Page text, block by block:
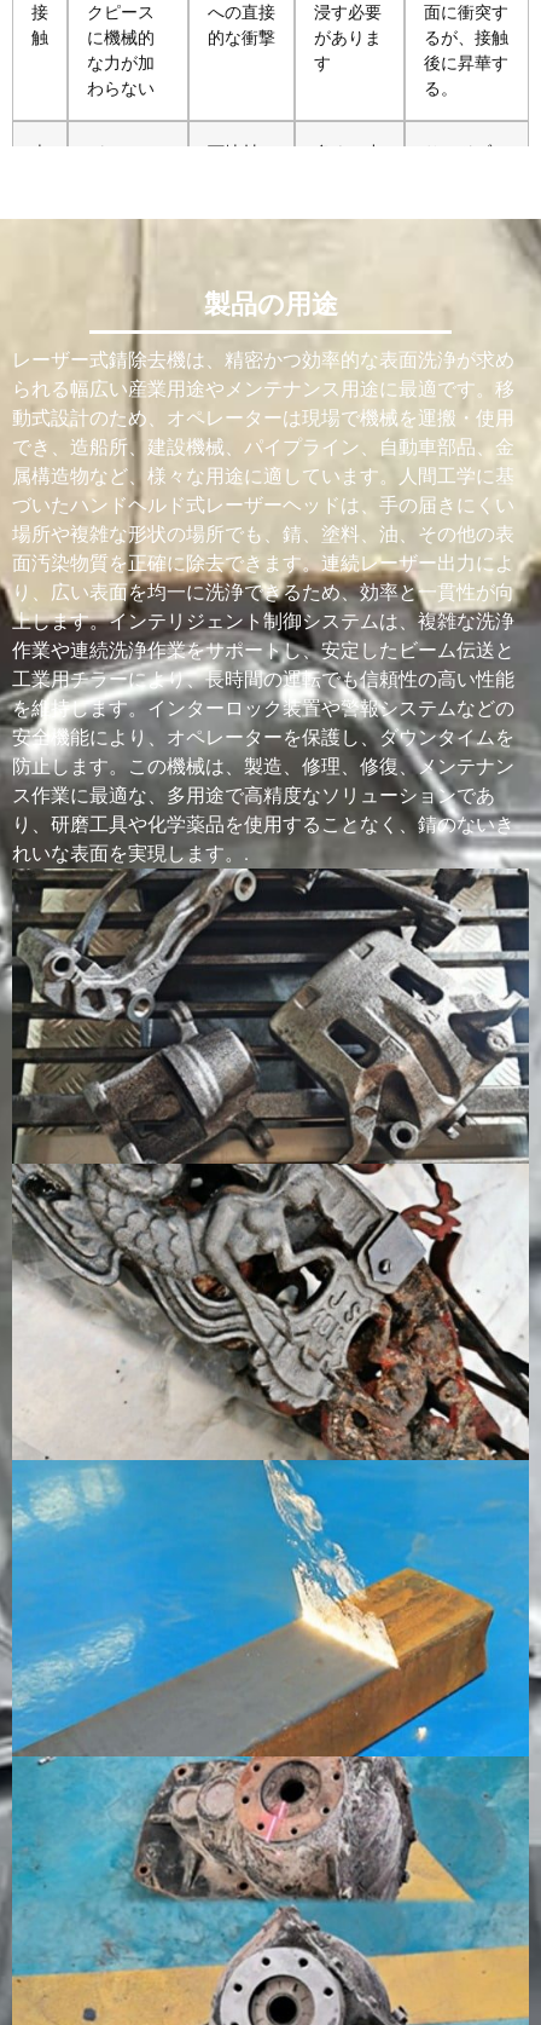
接
触
クピース
に機械的
な力が加
わらない
への直接
的な衝撃
浸す必要
がありま
す
面に衝突す
るが、接触
後に昇華す
る。
表
パラメー
は低い
下地材の
り、穴が
れたりす
るリスク
が高まる
多くの小
な材料に
は不向き
である。
サンドブラ
いが、衝撃
能性があ
る。
洗
浄
精
度
非常に高
い；選択
的および
局所的な
洗浄に適
していま
す
精度は低
いが、よ
り広い範
囲を清掃
すること
が多い
液体に浸
された複
雑な小型
部品に適
していま
す
中程度の精
度。広い表
面の清掃に
適していま
す。
適
切
な
材
料
金属、金
型、石
材、一部
の複合材
料、およ
び特定の
コーティ
ング面
金属、コ
ンクリー
ト、石、
および高
耐久性表
面
小型の金
属部品、
プラスチ
ック部
品、ガラ
ス部品、
精密部品
金属、ゴ
ム、プラス
チック、食
品機器、お
よび工業用
表面
錆
除
去
金属表面
の軽度か
ら重度の
錆に非常
に効果的
です。
ひどい錆
やスケー
ルに非常
に効果的
限定的。
ース、微
粒子に効
果的。
中程度の洗
浄力。汚
れ、油、塗
料、軽い残
留物に効果
的。
塗
装
の
去
制御され
たパラメ
ータで塗
料を層ご
とに除去
できます
塗料の除
去は速い
が、下地
を傷つけ
る可能性
がある
厚い塗料
の除去に
は適して
いません
一部のコー
ティングに
は効果的だ
が、厚い塗
料や硬い塗
料には必ず
しも効果的
ではない。
効果的、
特に適切
なレーザ
ー設定で
可能性は
あるが、
汚染を広
げたり、
追加の処
置が必要
になる可
能性があ
小さな部
品に付着
した油や
グリース
に非常に
効果的で
す
水を使わず
に油やグリ
ースに効果
的
掃
度
アと自動
化された
生産ライ
ンを迅速
に実現
い表面で
も素早く
部品を浸
して乾燥
させる必
要がある
ため、時
間がかか
ります。
大型表面や
生産設備に
高速対応
へ
の
影
研磨性廃
棄物がな
く、通常
は二次汚
染も少な
い。
粉塵、使
用済み研
磨材、汚
染廃棄物
を発生さ
せる
洗浄液と
廃水処理
が必要
ブラスト材
の残留物は
発生しない
が、CO₂ド
ライアイス
の供給が必
要である。
通常の洗 砂、砂 洗浄液と ドライアイ
製品の用途
レーザー式錆除去機は、精密かつ効率的な表面洗浄が求め
られる幅広い産業用途やメンテナンス用途に最適です。移
動式設計のため、オペレーターは現場で機械を運搬・使用
でき、造船所、建設機械、パイプライン、自動車部品、金
属構造物など、様々な用途に適しています。人間工学に基
づいたハンドヘルド式レーザーヘッドは、手の届きにくい
場所や複雑な形状の場所でも、錆、塗料、油、その他の表
面汚染物質を正確に除去できます。連続レーザー出力によ
り、広い表面を均一に洗浄できるため、効率と一貫性が向
上します。インテリジェント制御システムは、複雑な洗浄
作業や連続洗浄作業をサポートし、安定したビーム伝送と
工業用チラーにより、長時間の運転でも信頼性の高い性能
を維持します。インターロック装置や警報システムなどの
安全機能により、オペレーターを保護し、ダウンタイムを
防止します。この機械は、製造、修理、修復、メンテナン
ス作業に最適な、多用途で高精度なソリューションであ
り、研磨工具や化学薬品を使用することなく、錆のないき
れいな表面を実現します。.